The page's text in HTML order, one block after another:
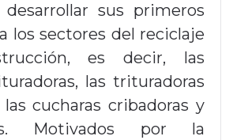
sus primeros
los sectores del reciclaje
es decir, las
las trituradoras
cucharas cribadoras y
Motivados por la